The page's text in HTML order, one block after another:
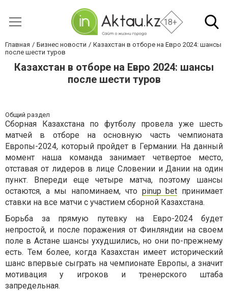
18+
Главная Бизнес новости
Казахстан в отборе на Евро 2024: шансы
после шести туров
Казахстан в отборе на Евро 2024: шансы
после шести туров
Общий раздел
Сборная Казахстана по футболу провела уже шесть
матчей в отборе на основную часть чемпионата
Европы-2024, который пройдет в Германии. На данный
момент наша команда занимает четвертое место,
отставая от лидеров в лице Словении и Дании на один
пункт. Впереди еще четыре матча, поэтому шансы
остаются, а мы напоминаем, что pinup bet принимает
ставки на все матчи с участием сборной Казахстана.
Борьба за прямую путевку на Евро-2024 будет
непростой, и после поражения от Финляндии на своем
поле в Астане шансы ухудшились, но они по-прежнему
есть. Тем более, когда Казахстан имеет исторический
шанс впервые сыграть на чемпионате Европы, а значит
мотивация у игроков и тренерского штаба
запредельная.